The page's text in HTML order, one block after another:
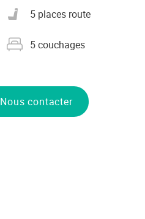
Nombre de places carte
grise
5 places route
Nombre de couchages
5 couchages
Nous contacter